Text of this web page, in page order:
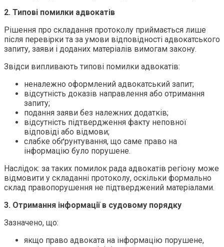
2. Типові помилки адвокатів
Рішення про складання протоколу приймається лише
після перевірки та за умови відповідності адвокатського
запиту, заяви і доданих матеріалів вимогам закону.
Звідси випливають типові помилки адвокатів:
неналежно оформлений адвокатський запит;
відсутність доказів направлення або отримання
запиту;
подання заяви без належних додатків;
відсутність підтвердження факту неповної
відповіді або відмови;
слабке обґрунтування, що саме право на
інформацію було порушене.
Наслідок: за таких помилок рада адвокатів регіону може
відмовити у складанні протоколу, оскільки формально
склад правопорушення не підтверджений матеріалами.
3. Отримання інформації в судовому порядку
Зазначено, що:
якщо право адвоката на інформацію порушене,